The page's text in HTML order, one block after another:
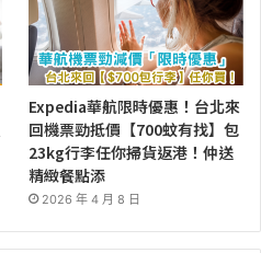
Expedia華航限時優惠！台北來
回機票勁抵價【700蚊有找】包
23kg行李任你掃貨返港！仲送
精緻餐點添
2026 年 4 月 8 日